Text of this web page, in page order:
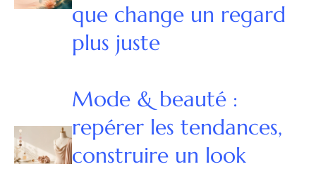
que change un regard
plus juste
Mode & beauté :
repérer les tendances,
construire un look